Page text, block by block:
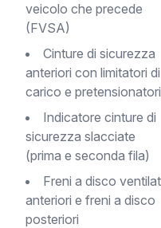
veicolo che precede
(FVSA)
Cinture di sicurezza
anteriori con limitatori di
carico e pretensionatori
Indicatore cinture di
sicurezza slacciate
(prima e seconda fila)
Freni a disco ventilati
anteriori e freni a disco
posteriori